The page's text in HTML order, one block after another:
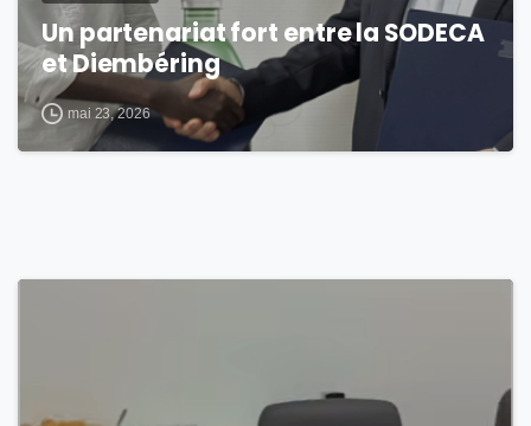
Un partenariat fort entre la SODECA
et Diembéring
mai 23, 2026